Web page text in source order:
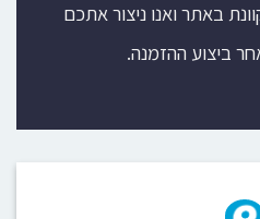
באתר ואנו ניצור אתכם
ביצוע ההזמנה.